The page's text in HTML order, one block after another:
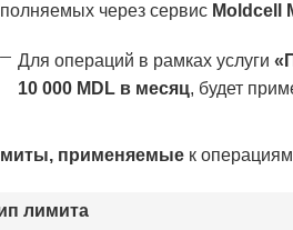
через сервис Moldcell
Для операций в рамках услуги
10 000 MDL в месяц, будет
применяемыек
лимита